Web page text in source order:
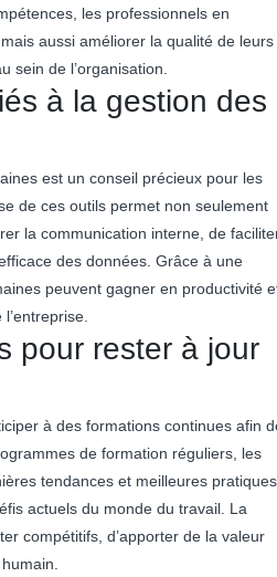
les professionnels en
aussi améliorer la qualité de leurs
sein de l’organisation.
à la gestion des
est un conseil précieux pour les
de ces outils permet non seulement
la communication interne, de
des données. Grâce à une
peuvent gagner en productivité
pour rester à jour
à des formations continues afin
de formation réguliers, les
tendances et meilleures pratiques,
actuels du monde du travail. La
compétitifs, d’apporter de la valeur